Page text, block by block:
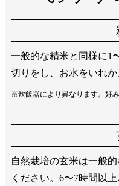
一般的な精米と同様に1
切りをし、お水をいれか
※炊飯器により異なります。好
自然栽培の玄米は一般
ください。6〜7時間以